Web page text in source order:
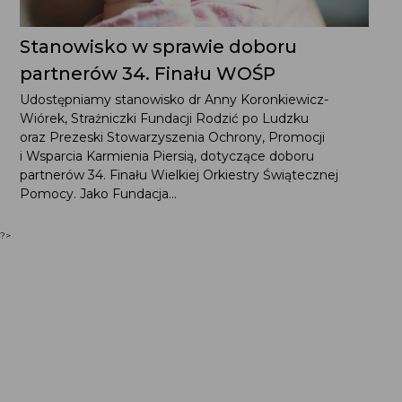
Stanowisko w sprawie doboru
partnerów 34. Finału WOŚP
Udostępniamy stanowisko dr Anny Koronkiewicz-
Wiórek, Strażniczki Fundacji Rodzić po Ludzku
oraz Prezeski Stowarzyszenia Ochrony, Promocji
i Wsparcia Karmienia Piersią, dotyczące doboru
partnerów 34. Finału Wielkiej Orkiestry Świątecznej
Pomocy. Jako Fundacja...
?>